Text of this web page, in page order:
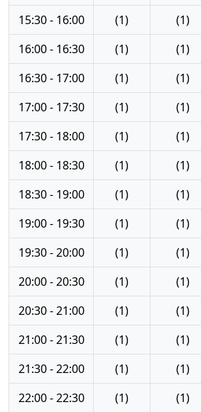
15:30 - 16:00
(1) (1)
16:00 - 16:30
(1) (1)
16:30 - 17:00
(1) (1)
17:00 - 17:30
(1) (1)
17:30 - 18:00
(1) (1)
18:00 - 18:30
(1) (1)
18:30 - 19:00
(1) (1)
19:00 - 19:30
(1) (1)
19:30 - 20:00
(1) (1)
20:00 - 20:30
(1) (1)
20:30 - 21:00
(1) (1)
21:00 - 21:30
(1) (1)
21:30 - 22:00
(1) (1)
22:00 - 22:30
(1) (1)